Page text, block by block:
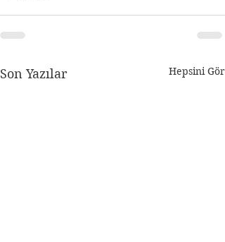
Son Yazılar Hepsini Gör